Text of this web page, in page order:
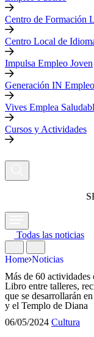
Centro de Formación
Centro Local de
Impulsa Empleo Joven
Generación IN Empleo
Vives Emplea
Cursos y Actividades
Todas las noticias
Home Noticias
Más de 60
Libro entre talleres,
que se desarrollarán
y el Templo de Diana
06/05/2024 Cultura